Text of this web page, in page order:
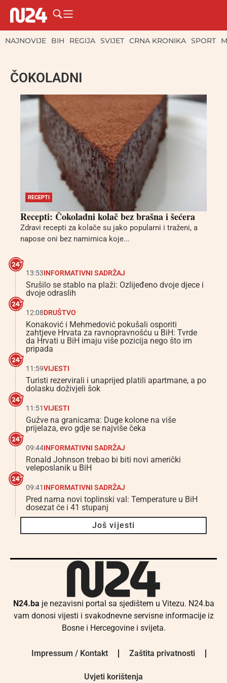
NAJNOVIJE BIH REGIJA SVIJET CRNA KRONIKA SPORT
ČOKOLADNI
RECEPTI
Recepti: Čokoladni kolač bez brašna i šećera
Zdravi recepti za kolače su jako popularni i traženi, a
napose oni bez namirnica koje...
13:53INFORMATIVNI SADRŽAJ
Srušilo se stablo na plaži: Ozlijeđeno dvoje djece i
dvoje odraslih
12:08DRUŠTVO
Konaković i Mehmedović pokušali osporiti
zahtjeve Hrvata za ravnopravnošću u BiH: Tvrde
da Hrvati u BiH imaju više pozicija nego što im
pripada
11:59VIJESTI
Turisti rezervirali i unaprijed platili apartmane, a po
dolasku doživjeli šok
11:51VIJESTI
Gužve na granicama: Duge kolone na više
prijelaza, evo gdje se najviše čeka
09:44INFORMATIVNI SADRŽAJ
Ronald Johnson trebao bi biti novi američki
veleposlanik u BiH
09:41 INFORMATIVNI SADRŽAJ
Pred nama novi toplinski val: Temperature u BiH
dosezat će i 41 stupanj
Još vijesti
N24.ba je nezavisni portal sa sjedištem u Vitezu. N24.ba
vam donosi vijesti i svakodnevne servisne informacije iz
Bosne i Hercegovine i svijeta.
Impressum / Kontakt Zaštita privatnosti
Uvjeti korištenja